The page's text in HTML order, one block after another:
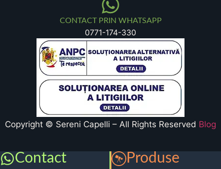
CONTACT PRIN WHATSAPP
0771-174-330
Copyright © Sereni Capelli – All Rights Reserved Blog
Contact Produse